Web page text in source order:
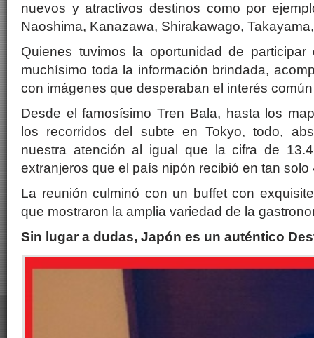
nuevos y atractivos destinos como por
Naoshima, Kanazawa, Shirakawago,
Quienes tuvimos la oportunidad de participar
muchísimo toda la información brindada,
con imágenes que desperaban el interés
Desde el famosísimo Tren Bala, hasta los
los recorridos del subte en Tokyo, todo,
nuestra atención al igual que la cifra de
extranjeros que el país nipón recibió en tan solo
La reunión culminó con un buffet con
que mostraron la amplia variedad de la
Sin lugar a dudas, Japón es un auténtico